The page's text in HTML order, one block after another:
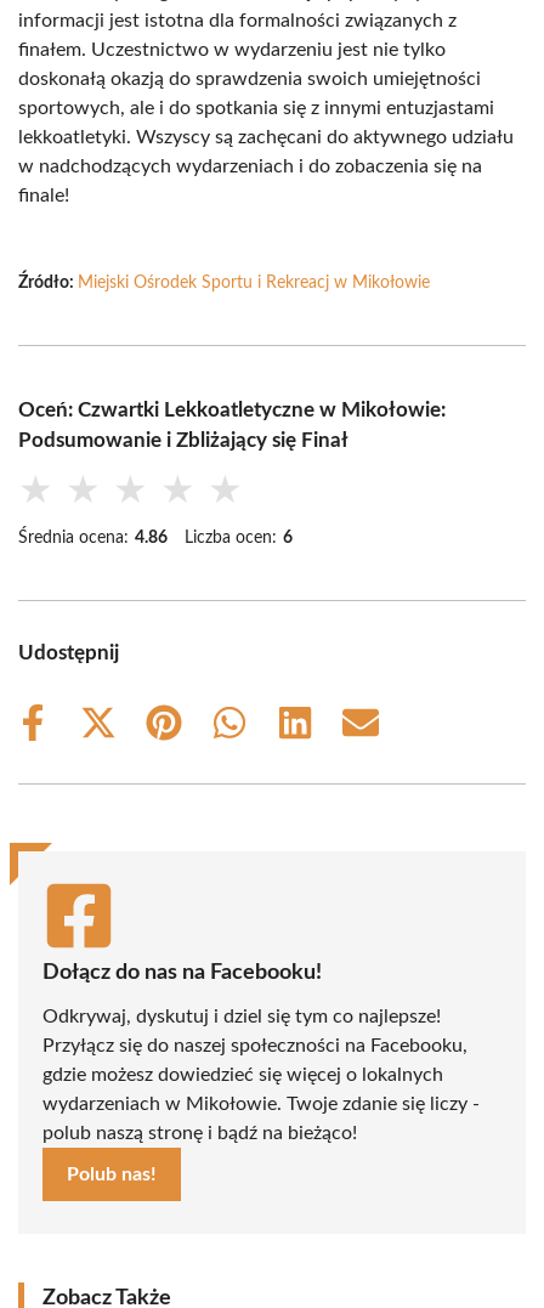
informacji jest istotna dla formalności związanych z
finałem. Uczestnictwo w wydarzeniu jest nie tylko
doskonałą okazją do sprawdzenia swoich umiejętności
sportowych, ale i do spotkania się z innymi entuzjastami
lekkoatletyki. Wszyscy są zachęcani do aktywnego udziału
w nadchodzących wydarzeniach i do zobaczenia się na
finale!
Źródło: Miejski Ośrodek Sportu i Rekreacj w Mikołowie
Oceń: Czwartki Lekkoatletyczne w Mikołowie:
Podsumowanie i Zbliżający się Finał
★ ★ ★ ★ ★
Średnia ocena: 4.86 Liczba ocen: 6
Udostępnij
Share
Share
(Twitter)
Share
Share
Share
Share
Dołącz do nas na Facebooku!
Odkrywaj, dyskutuj i dziel się tym co najlepsze!
Przyłącz się do naszej społeczności na Facebooku,
gdzie możesz dowiedzieć się więcej o lokalnych
wydarzeniach w Mikołowie. Twoje zdanie się liczy -
polub naszą stronę i bądź na bieżąco!
Polub nas!
Zobacz Także